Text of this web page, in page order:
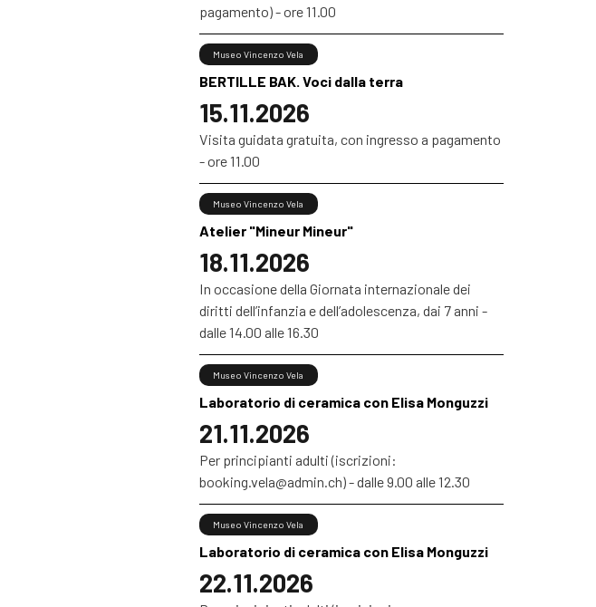
pagamento) - ore 11.00
BERTILLE BAK. Voci dalla terra
15.11.2026
Museo Vincenzo Vela
Visita guidata gratuita, con ingresso a pagamento
- ore 11.00
Atelier "Mineur Mineur"
18.11.2026
Museo Vincenzo Vela
In occasione della Giornata internazionale dei
diritti dell’infanzia e dell’adolescenza, dai 7 anni -
dalle 14.00 alle 16.30
Laboratorio di ceramica con Elisa Monguzzi
21.11.2026
Museo Vincenzo Vela
Per principianti adulti (iscrizioni:
booking.vela@admin.ch) - dalle 9.00 alle 12.30
Laboratorio di ceramica con Elisa Monguzzi
22.11.2026
Museo Vincenzo Vela